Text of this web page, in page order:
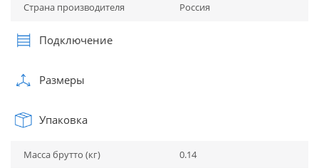
Страна производителя Россия
Подключение
Размеры
Упаковка
Масса брутто (кг) 0.14